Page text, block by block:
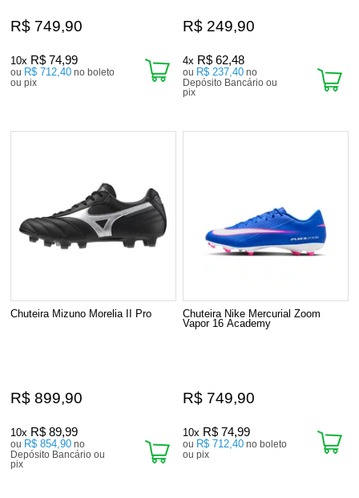
R$ 749,90
10x R$ 74,99
ou R$ 712,40 no boleto
ou pix
R$ 249,90
4x R$ 62,48
ou R$ 237,40 no
Depósito Bancário ou
pix
Chuteira Mizuno Morelia II Pro
R$ 899,90
10x R$ 89,99
ou R$ 854,90 no
Depósito Bancário ou
pix
Chuteira Nike Mercurial Zoom
Vapor 16 Academy
R$ 749,90
10x R$ 74,99
ou R$ 712,40 no boleto
ou pix